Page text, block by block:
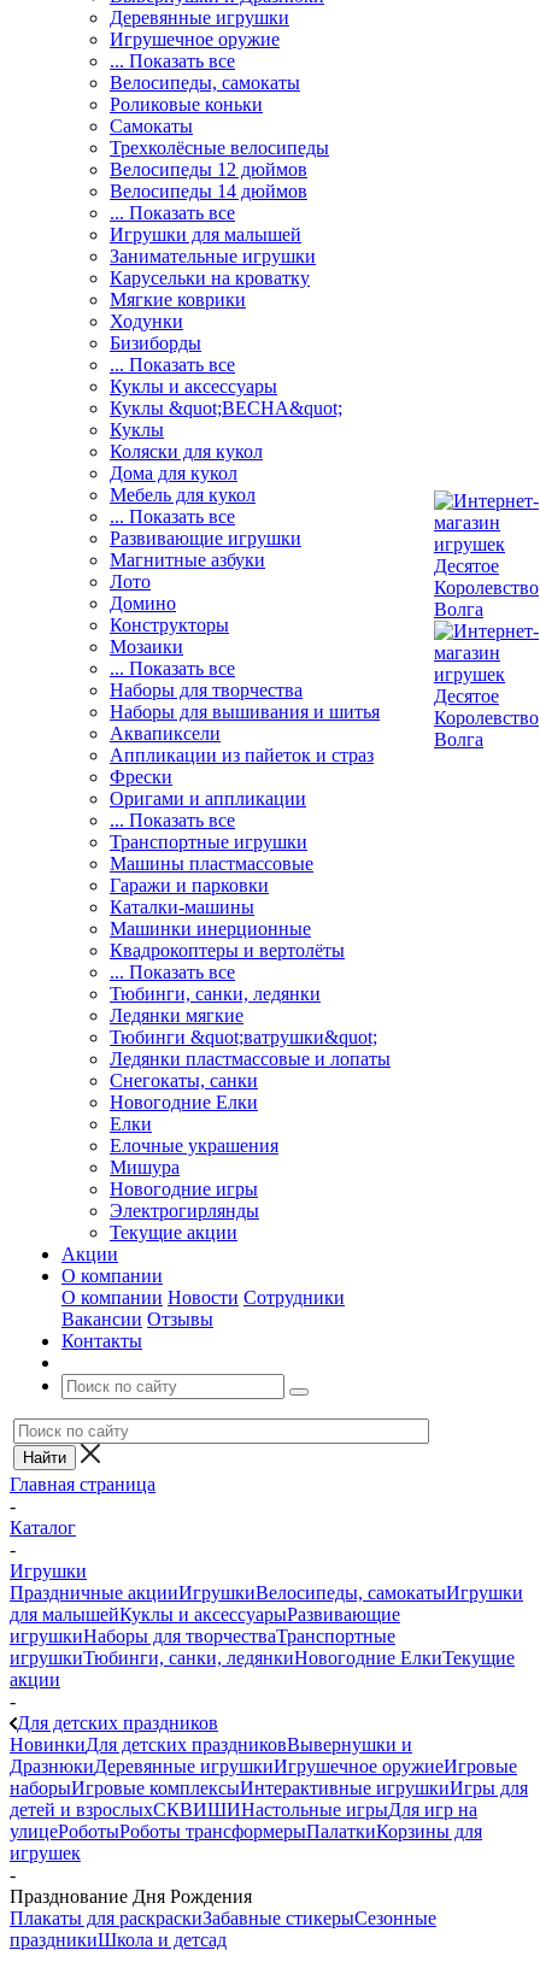
Деревянные игрушки
Игрушечное оружие
... Показать все
Велосипеды, самокаты
Роликовые коньки
Самокаты
Трехколёсные велосипеды
Велосипеды 12 дюймов
Велосипеды 14 дюймов
... Показать все
Игрушки для малышей
Занимательные игрушки
Карусельки на кроватку
Мягкие коврики
Ходунки
Бизиборды
... Показать все
Куклы и аксессуары
Куклы &quot;ВЕСНА&quot;
Куклы
Коляски для кукол
Дома для кукол
Мебель для кукол
... Показать все
Развивающие игрушки
Магнитные азбуки
Лото
Домино
Конструкторы
Мозаики
... Показать все
Наборы для творчества
Наборы для вышивания и шитья
Аквапиксели
Аппликации из пайеток и страз
Фрески
Оригами и аппликации
... Показать все
Транспортные игрушки
Машины пластмассовые
Гаражи и парковки
Каталки-машины
Машинки инерционные
Квадрокоптеры и вертолёты
... Показать все
Тюбинги, санки, ледянки
Ледянки мягкие
Тюбинги &quot;ватрушки&quot;
Ледянки пластмассовые и лопаты
Снегокаты, санки
Новогодние Елки
Елки
Елочные украшения
Мишура
Новогодние игры
Электрогирлянды
Текущие акции
Акции
О компании
О компании Новости Сотрудники
Вакансии Отзывы
Контакты
Главная страница
-
Каталог
-
Игрушки
Праздничные акцииИгрушкиВелосипеды, самокатыИгрушки
для малышейКуклы и аксессуарыРазвивающие
игрушкиНаборы для творчестваТранспортные
игрушкиТюбинги, санки, ледянкиНовогодние ЕлкиТекущие
акции
-
Для детских праздников
НовинкиДля детских праздниковВывернушки и
ДразнюкиДеревянные игрушкиИгрушечное оружиеИгровые
наборыИгровые комплексыИнтерактивные игрушкиИгры для
детей и взрослыхСКВИШИНастольные игрыДля игр на
улицеРоботыРоботы трансформерыПалаткиКорзины для
игрушек
-
Празднование Дня Рождения
Плакаты для раскраскиЗабавные стикерыСезонные
праздникиШкола и детсад